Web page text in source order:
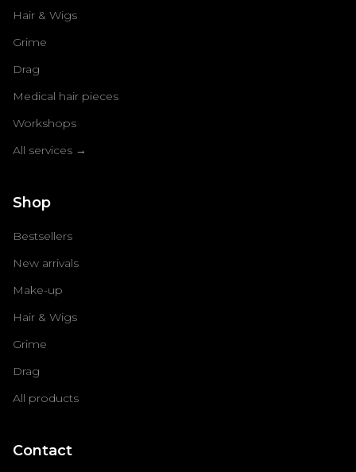
Hair & Wigs
Grime
Drag
Medical hair pieces
Workshops
All services →
Shop
Bestsellers
New arrivals
Make-up
Hair & Wigs
Grime
Drag
All products
Contact